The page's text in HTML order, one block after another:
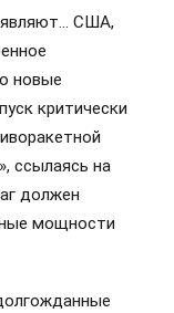
США,
новые
критически
ссылаясь на
должен
мощности